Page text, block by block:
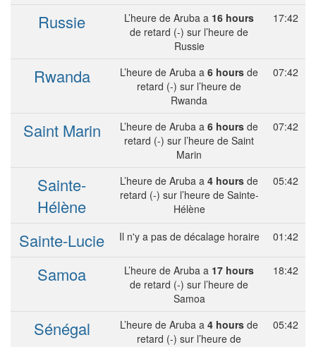
Russie L’heure de Aruba a 16 hours
de retard (-) sur l’heure de
Russie
17:42
Rwanda L’heure de Aruba a 6 hours de
retard (-) sur l’heure de
Rwanda
07:42
Saint Marin L’heure de Aruba a 6 hours de
retard (-) sur l’heure de Saint
Marin
07:42
Sainte-
Hélène
L’heure de Aruba a 4 hours de
retard (-) sur l’heure de Sainte-
Hélène
05:42
Sainte-Lucie Il n'y a pas de décalage horaire 01:42
Samoa L’heure de Aruba a 17 hours
de retard (-) sur l’heure de
Samoa
18:42
Sénégal L’heure de Aruba a 4 hours de
retard (-) sur l’heure de
05:42